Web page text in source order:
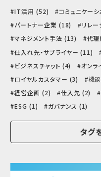
IT活用 (52)
コミュニケー
パートナー企業 (18)
リレ
マネジメント手法 (13)
代
仕入れ先・サプライヤー (11)
ビジネスチャット (4)
オンラ
ロイヤルカスタマー (3)
機
経営企画 (2)
仕入先 (2)
ESG (1)
ガバナンス (1)
タグ